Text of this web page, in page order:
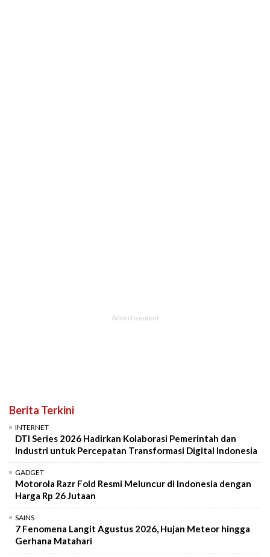
Berita Terkini
INTERNET
DTI Series 2026 Hadirkan Kolaborasi Pemerintah dan
Industri untuk Percepatan Transformasi Digital Indonesia
GADGET
Motorola Razr Fold Resmi Meluncur di Indonesia dengan
Harga Rp 26 Jutaan
SAINS
7 Fenomena Langit Agustus 2026, Hujan Meteor hingga
Gerhana Matahari